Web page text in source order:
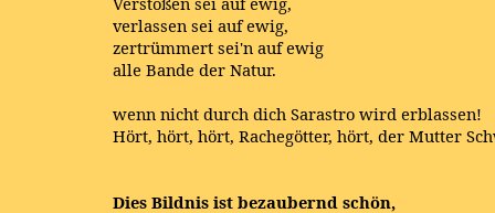
verlassen sei auf ewig,
zertrümmert sei'n auf ewig
alle Bande der Natur.
wenn nicht durch dich Sarastro wird erblassen!
Hört, hört, hört, Rachegötter, hört, der Mutter
Dies Bildnis ist bezaubernd schön,